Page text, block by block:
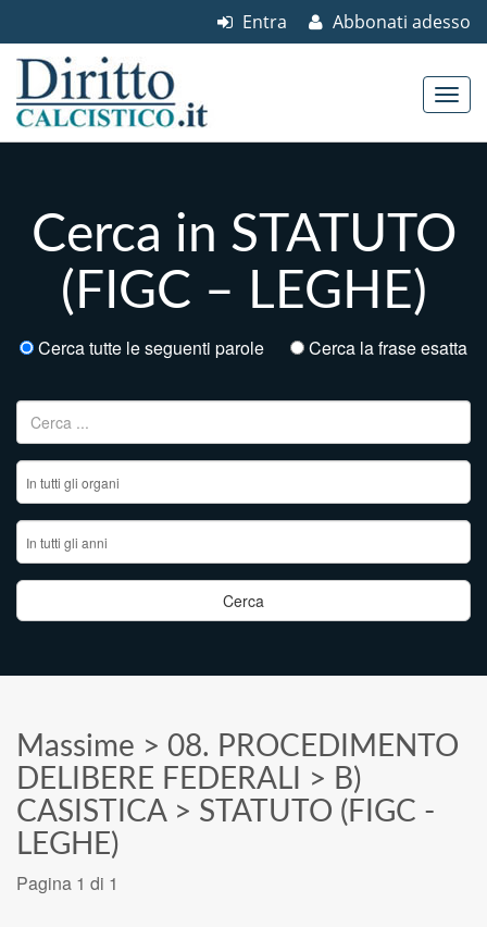
Abbonati adesso
Entra
Cerca in STATUTO
(FIGC – LEGHE)
Cerca tutte le seguenti parole Cerca la frase esatta
Ricerca per:
Massime > 08. PROCEDIMENTO
DELIBERE FEDERALI
> B)
CASISTICA> STATUTO (FIGC -
LEGHE)
Pagina 1 di 1